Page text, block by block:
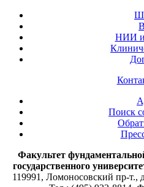
НИИ и
Поиск
Факультет
государственного
119991, Ломоносовский пр-т.,